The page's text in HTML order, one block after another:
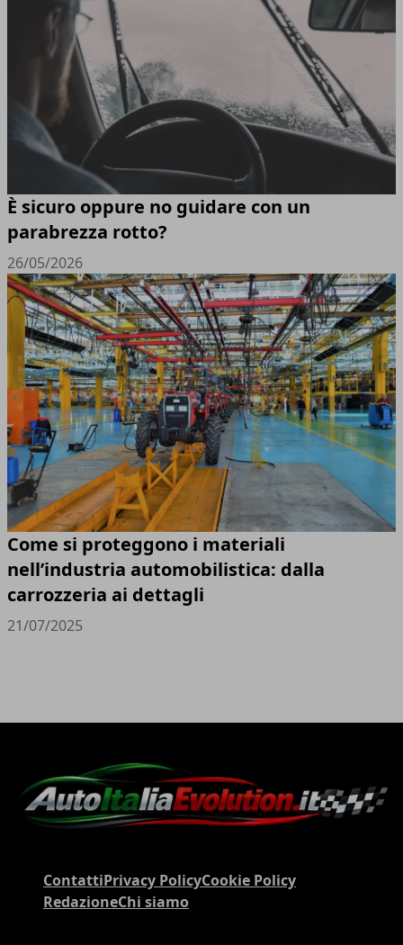
È sicuro oppure no guidare con un
parabrezza rotto?
26/05/2026
Come si proteggono i materiali
nell’industria automobilistica: dalla
carrozzeria ai dettagli
21/07/2025
ContattiPrivacy PolicyCookie Policy
RedazioneChi siamo